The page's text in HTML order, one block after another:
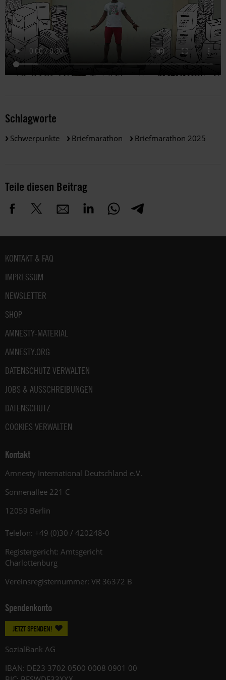
Schlagworte
Schwerpunkte Briefmarathon Briefmarathon 2025
Teile diesen Beitrag
Fußbereich
KONTAKT & FAQ
IMPRESSUM
NEWSLETTER
SHOP
AMNESTY-MATERIAL
AMNESTY.ORG
DATENSCHUTZ VERWALTEN
JOBS & AUSSCHREIBUNGEN
DATENSCHUTZ
COOKIES VERWALTEN
Kontakt
Amnesty International Deutschland e.V.
Sonnenallee 221 C
12059 Berlin
Telefon: +49 (0)30 / 420248-0
Registergericht: Amtsgericht
Charlottenburg
Vereinsregisternummer: VR 36372 B
Spendenkonto
JETZT SPENDEN!
SozialBank AG
IBAN: DE23 3702 0500 0008 0901 00